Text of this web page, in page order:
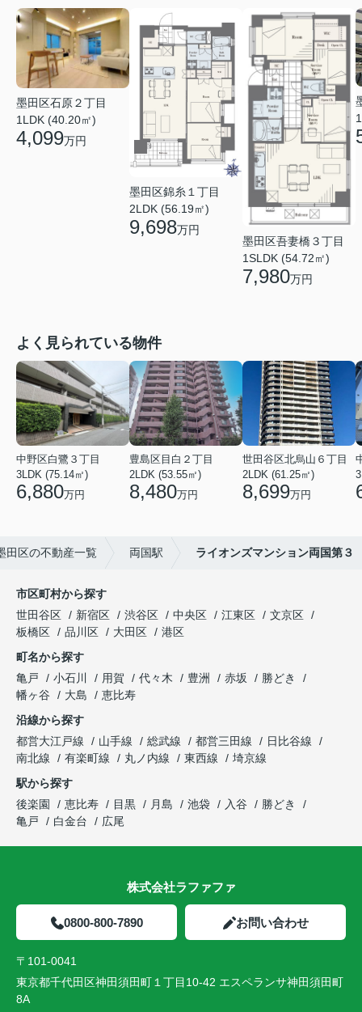
墨田区石原２丁目
1LDK (40.20㎡)
4,099万円
墨田区錦糸１丁目
2LDK (56.19㎡)
9,698万円
墨田区吾妻橋３丁目
1SLDK (54.72㎡)
7,980万円
よく見られている物件
中野区白鷺３丁目
3LDK (75.14㎡)
6,880万円
豊島区目白２丁目
2LDK (53.55㎡)
8,480万円
世田谷区北烏山６丁目
2LDK (61.25㎡)
8,699万円
田区の不動産一覧 両国駅 ライオンズマンション両国第３
市区町村から探す
世田谷区
新宿区 渋谷区 中央区 江東区
文京区
板橋区
品川区 大田区
港区
町名から探す
亀戸
小石川 用賀 代々木 豊洲 赤坂
勝どき
幡ヶ谷
大島
恵比寿
沿線から探す
都営大江戸線
山手線 総武線 都営三田線
日比谷線
南北線
有楽町線 丸ノ内線 東西線
埼京線
駅から探す
後楽園
恵比寿 目黒 月島 池袋 入谷
勝どき
亀戸
白金台 広尾
株式会社ラファファ
0800-800-7890 お問い合わせ
〒101-0041
東京都千代田区神田須田町１丁目10-42 エスペランサ神田須田町
8A